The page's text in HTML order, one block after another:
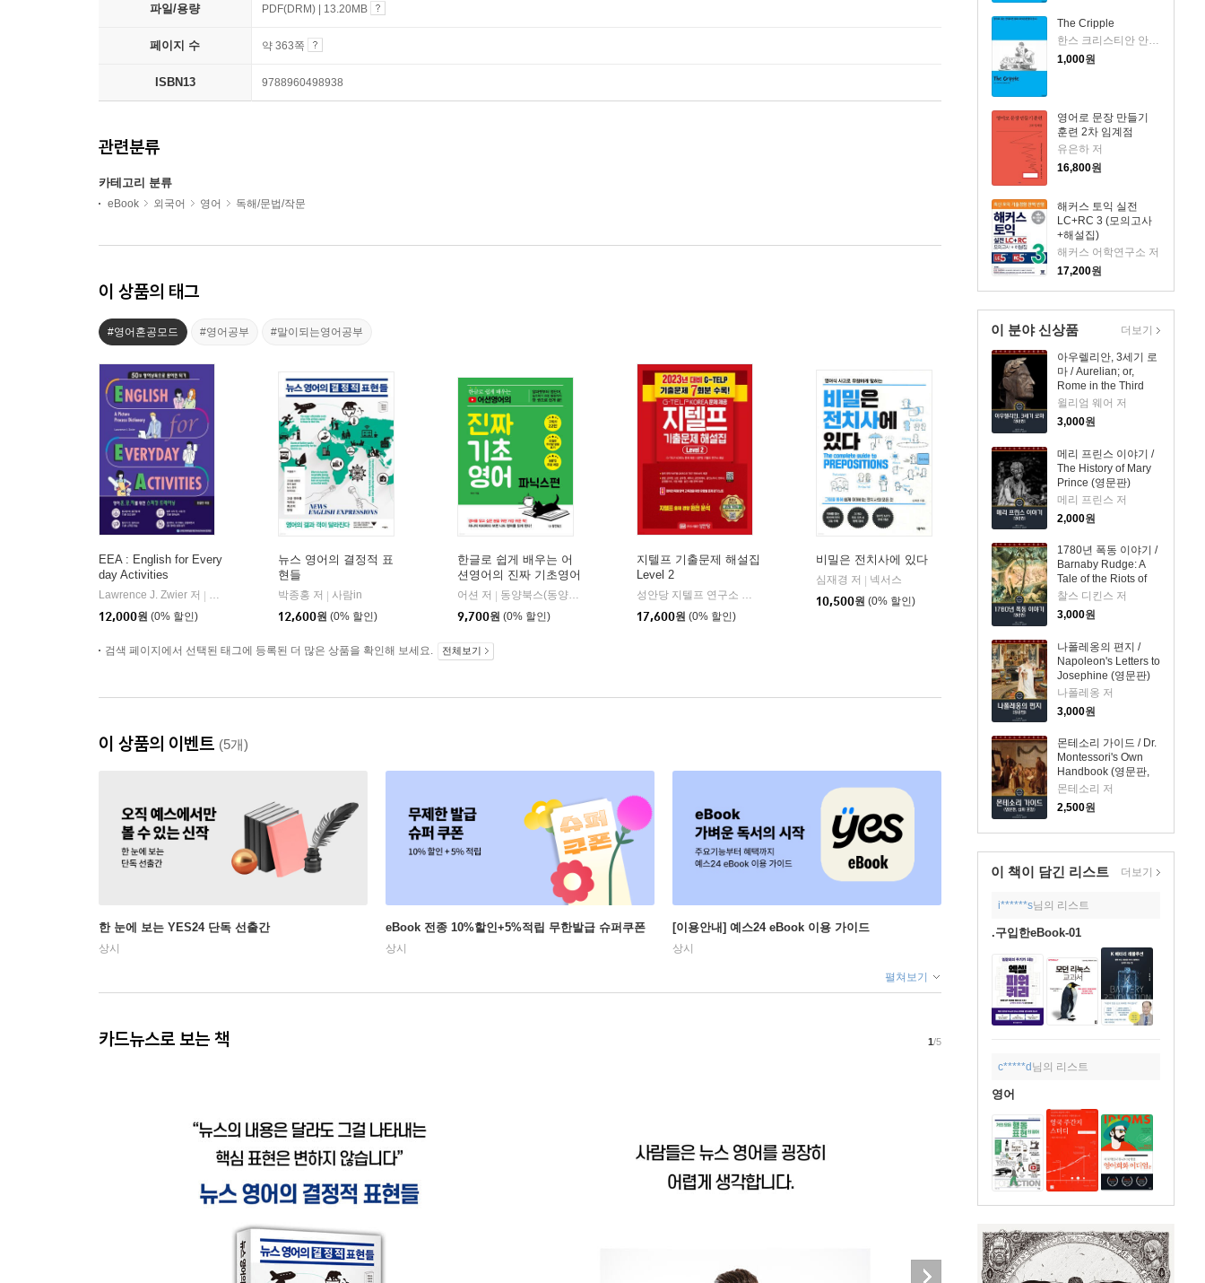
The Cripple
한스 크리스티안 안데르센 저
1,000원
영어로 문장 만들기
훈련 2차 임계점
유은하 저
16,800원
해커스 토익 실전
LC+RC 3 (모의고사
+해설집)
해커스 어학연구소 저
17,200원
이 분야 신상품
아우렐리안, 3세기 로
마 / Aurelian; or,
Rome in the Third
Century (영문판)
윌리엄 웨어 저
3,000원
메리 프린스 이야기 /
The History of Mary
Prince (영문판)
메리 프린스 저
2,000원
1780년 폭동 이야기 /
Barnaby Rudge: A
Tale of the Riots of
Eighty (영문판, 삽화
포함)
찰스 디킨스 저
3,000원
나폴레옹의 편지 /
Napoleon's Letters to
Josephine (영문판)
나폴레옹 저
3,000원
몬테소리 가이드 / Dr.
Montessori's Own
Handbook (영문판,
삽화 포함)
몬테소리 저
2,500원
더보기
이 책이 담긴 리스트 더보기
i******s님의 리스트
.구입한eBook-01
c*****d 님의 리스트
영어
파일/용량 PDF(DRM) | 13.20MB
페이지 수 약 363쪽
ISBN13 9788960498938
관련분류
카테고리 분류
eBook 외국어 영어 독해/문법/작문
이 상품의 태그
#영어혼공모드 #영어공부 #말이되는영어공부
EEA : English for Every
day Activities
Lawrence J. Zwier 저 |
12,000원 (0% 할인)
뉴스 영어의 결정적 표
현들
박종홍 저 | 사람in
12,600원 (0% 할인)
한글로 쉽게 배우는 어
션영어의 진짜 기초영어
파닉스편
어션 저 | 동양북스(동양books)
9,700원 (0% 할인)
지텔프 기출문제 해설집
Level 2
17,600원 (0% 할인)
비밀은 전치사에 있다
심재경 저 | 넥서스
10,500원 (0% 할인)
검색 페이지에서 선택된 태그에 등록된 더 많은 상품을 확인해 보세요. 전체보기
이 상품의 이벤트 (5개)
한 눈에 보는 YES24 단독 선출간
상시
eBook 전종 10%할인+5%적립 무한발급 슈퍼쿠폰
상시
[이용안내] 예스24 eBook 이용 가이드
상시
펼쳐보기
카드뉴스로 보는 책 1/5